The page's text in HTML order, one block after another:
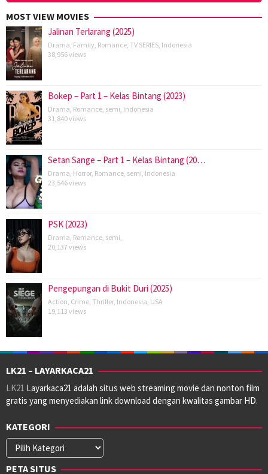
MOST VIEW MOVIES
Jalinan Terlarang (2025)
Drama, Family, Romance, TV SERIES, Indonesia
38,956 views
Bokep – Part 1 – Kelas Bintang (2023)
Drama, Romance, semi, Indonesia
31,840 views
Setan Sange – Part 1 – Kelas Bintang (20…
Drama, Horror, Romance, semi, Indonesia
23,546 views
PSK (2023)
Drama, Romance, semi,
20,137 views
Pengepungan di Bukit Duri (2025)
Action, Crime, Thriller, Indonesia, USA
19,113 views
LK21 – LAYARKACA21
LK21 Layarkaca21 adalah situs web streaming movie dan nonton film
gratis yang menyediakan link download dengan kwalitas gambar HD.
KATEGORI
Kategori
PETA SITUS